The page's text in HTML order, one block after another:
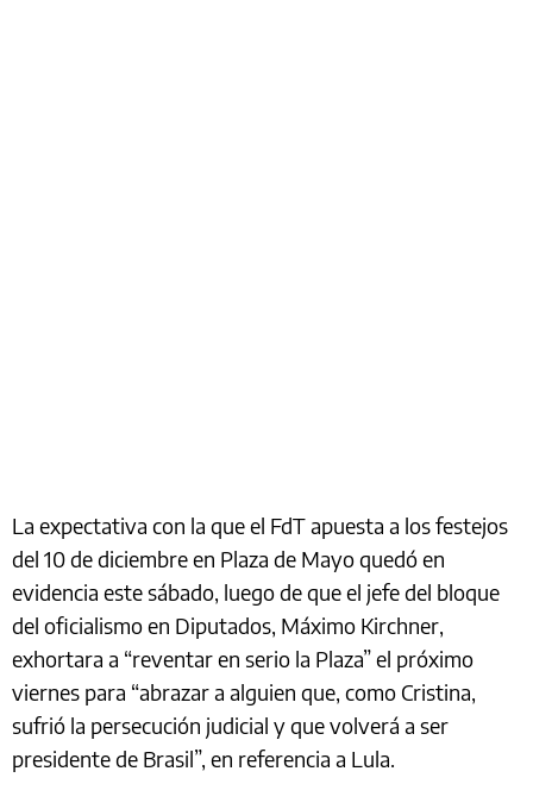
La expectativa con la que el FdT apuesta a los festejos
del 10 de diciembre en Plaza de Mayo quedó en
evidencia este sábado, luego de que el jefe del bloque
del oficialismo en Diputados, Máximo Kirchner,
exhortara a “reventar en serio la Plaza” el próximo
viernes para “abrazar a alguien que, como Cristina,
sufrió la persecución judicial y que volverá a ser
presidente de Brasil”, en referencia a Lula.